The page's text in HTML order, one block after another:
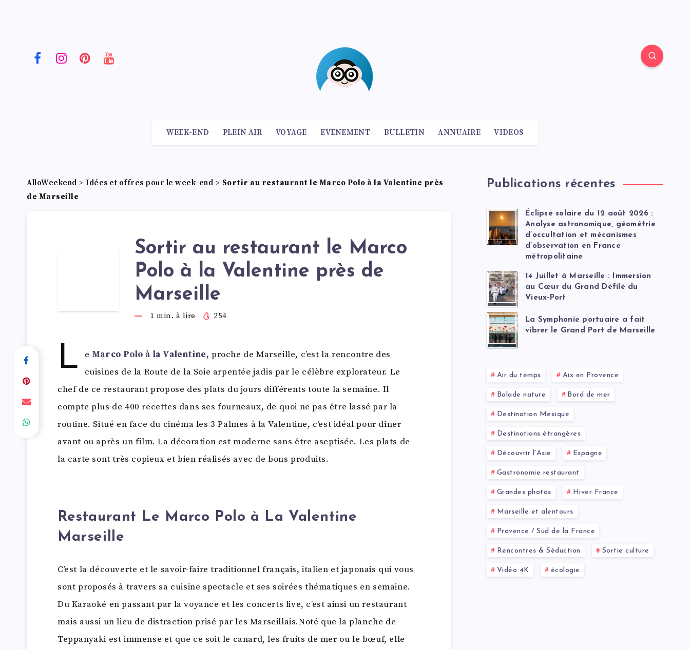
WEEK-END PLEIN AIR VOYAGE EVENEMENT BULLETIN ANNUAIRE VIDEOS
AlloWeekend > Idées et offres pour le week-end > Sortir au restaurant le Marco Polo à la Valentine près
de Marseille
Sortir au restaurant le Marco
Polo à la Valentine près de
Marseille
1 min. à lire 254
L e Marco Polo à la Valentine, proche de Marseille, c’est la rencontre des
cuisines de la Route de la Soie arpentée jadis par le célèbre explorateur. Le
chef de ce restaurant propose des plats du jours différents toute la semaine. Il
compte plus de 400 recettes dans ses fourneaux, de quoi ne pas être lassé par la
routine. Situé en face du cinéma les 3 Palmes à la Valentine, c’est idéal pour dîner
avant ou après un film. La décoration est moderne sans être aseptisée. Les plats de
la carte sont très copieux et bien réalisés avec de bons produits.
Restaurant Le Marco Polo à La Valentine
Marseille
C’est la découverte et le savoir-faire traditionnel français, italien et japonais qui vous
sont proposés à travers sa cuisine spectacle et ses soirées thématiques en semaine.
Du Karaoké en passant par la voyance et les concerts live, c’est ainsi un restaurant
mais aussi un lieu de distraction prisé par les Marseillais.Noté que la planche de
Teppanyaki est immense et que ce soit le canard, les fruits de mer ou le bœuf, elle
Publications récentes
Éclipse solaire du 12 août 2026 :
Analyse astronomique, géométrie
d’occultation et mécanismes
d’observation en France
métropolitaine
14 Juillet à Marseille : Immersion
au Cœur du Grand Défilé du
Vieux-Port
La Symphonie portuaire a fait
vibrer le Grand Port de Marseille
Air du temps Aix en Provence
Balade nature Bord de mer
Destination Mexique
Destinations étrangères
Découvrir l'Asie Espagne
Gastronomie restaurant
Grandes photos Hiver France
Marseille et alentours
Provence / Sud de la France
Rencontres & Séduction Sortie culture
Vidéo 4K écologie